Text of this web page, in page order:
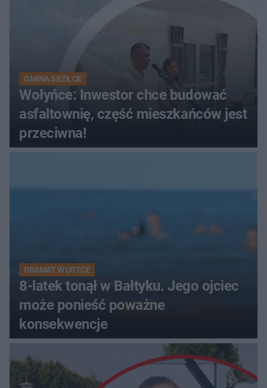
GMINA SIEDLCE
Wołyńce: Inwestor chce budować
asfaltownię, część mieszkańców jest
przeciwna!
DRAMAT W USTCE
8-latek tonął w Bałtyku. Jego ojciec
może ponieść poważne
konsekwencje